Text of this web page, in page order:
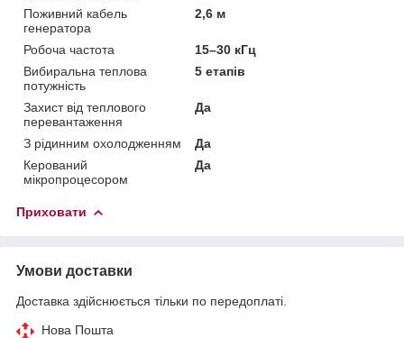
Поживний кабель
генератора
2,6 м
Робоча частота
15–30 кГц
Вибиральна теплова
потужність
5 етапів
Захист від теплового
перевантаження
Да
З рідинним охолодженням
Да
Керований
мікропроцесором
Да
Приховати
Умови доставки
Доставка здійснюється тільки по передоплаті.
Нова Пошта